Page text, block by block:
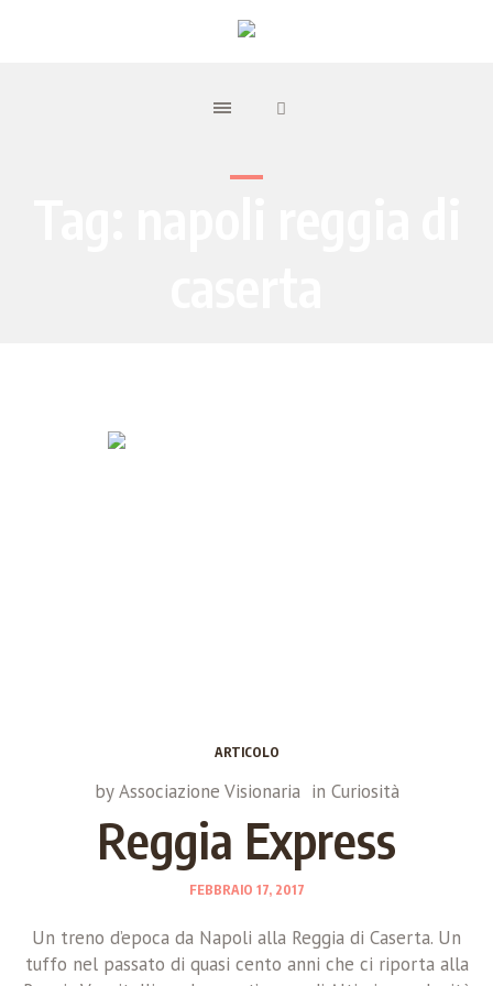
ARTICOLO
byAssociazione Visionaria in Curiosità
Reggia Express
FEBBRAIO 17, 2017
Un treno d’epoca da Napoli alla Reggia di Caserta. Un
tuffo nel passato di quasi cento anni che ci riporta alla